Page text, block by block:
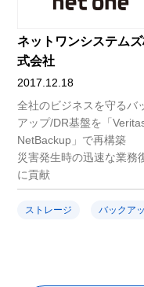
ネットワンシステム
式会社
2017.12.18
全社のビジネスを守るバ
アップ/DR基盤を「
NetBackup」で再構築
災害発生時の迅速な業務
に貢献
ストレージ バックア